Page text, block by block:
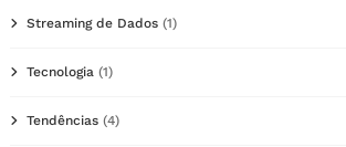
Streaming de Dados (1)
Tecnologia (1)
Tendências (4)